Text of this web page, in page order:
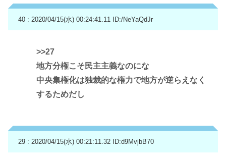
40 : 2020/04/15(水) 00:24:41.11 ID:/NeYaQdJr
>>27
地方分権こそ民主主義なのにな
中央集権化は独裁的な権力で地方が逆らえなく
するためだし
29 : 2020/04/15(水) 00:21:11.32 ID:d9MvjbB70